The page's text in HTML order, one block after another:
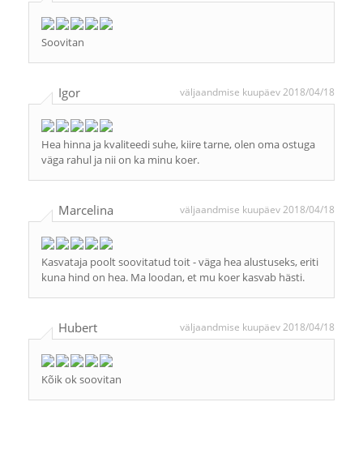
Soovitan
Igor väljaandmise kuupäev 2018/04/18
Hea hinna ja kvaliteedi suhe, kiire tarne, olen oma ostuga
väga rahul ja nii on ka minu koer.
Marcelina väljaandmise kuupäev 2018/04/18
Kasvataja poolt soovitatud toit - väga hea alustuseks, eriti
kuna hind on hea. Ma loodan, et mu koer kasvab hästi.
Hubert väljaandmise kuupäev 2018/04/18
Kõik ok soovitan